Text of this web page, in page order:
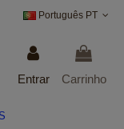
Português PT
Entrar Carrinho